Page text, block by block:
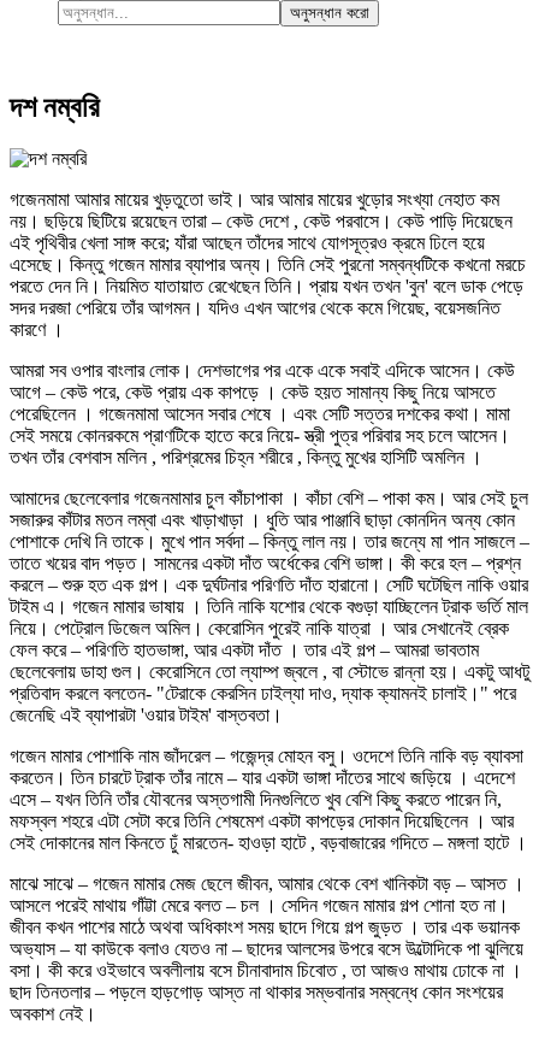
অনুসন্ধান করো
দশ নম্বরি
গজেনমামা আমার মায়ের খুড়তুতো ভাই। আর আমার মায়ের খুড়োর সংখ্যা নেহাত কম
নয়। ছড়িয়ে ছিটিয়ে রয়েছেন তারা – কেউ দেশে , কেউ পরবাসে। কেউ পাড়ি দিয়েছেন
এই পৃথিবীর খেলা সাঙ্গ করে; যাঁরা আছেন তাঁদের সাথে যোগসূত্রও ক্রমে ঢিলে হয়ে
এসেছে। কিন্তু গজেন মামার ব্যাপার অন্য। তিনি সেই পুরনো সম্বন্ধটিকে কখনো মরচে
পরতে দেন নি। নিয়মিত যাতায়াত রেখেছেন তিনি। প্রায় যখন তখন 'বুন' বলে ডাক পেড়ে
সদর দরজা পেরিয়ে তাঁর আগমন। যদিও এখন আগের থেকে কমে গিয়েছ, বয়েসজনিত
কারণে ।
আমরা সব ওপার বাংলার লোক। দেশভাগের পর একে একে সবাই এদিকে আসেন। কেউ
আগে – কেউ পরে, কেউ প্রায় এক কাপড়ে । কেউ হয়ত সামান্য কিছু নিয়ে আসতে
পেরেছিলেন । গজেনমামা আসেন সবার শেষে । এবং সেটি সত্তর দশকের কথা। মামা
সেই সময়ে কোনরকমে প্রাণটিকে হাতে করে নিয়ে- স্ত্রী পুত্র পরিবার সহ চলে আসেন।
তখন তাঁর বেশবাস মলিন , পরিশ্রমের চিহ্ন শরীরে , কিন্তু মুখের হাসিটি অমলিন ।
আমাদের ছেলেবেলার গজেনমামার চুল কাঁচাপাকা । কাঁচা বেশি – পাকা কম। আর সেই চুল
সজারুর কাঁটার মতন লম্বা এবং খাড়াখাড়া । ধুতি আর পাঞ্জাবি ছাড়া কোনদিন অন্য কোন
পোশাকে দেখি নি তাকে। মুখে পান সর্বদা – কিন্তু লাল নয়। তার জন্যে মা পান সাজলে –
তাতে খয়ের বাদ পড়ত। সামনের একটা দাঁত অর্ধেকের বেশি ভাঙ্গা। কী করে হল – প্রশ্ন
করলে – শুরু হত এক গল্প। এক দুর্ঘটনার পরিণতি দাঁত হারানো। সেটি ঘটেছিল নাকি ওয়ার
টাইম এ। গজেন মামার ভাষায় । তিনি নাকি যশোর থেকে বগুড়া যাচ্ছিলেন ট্রাক ভর্তি মাল
নিয়ে। পেট্রোল ডিজেল অমিল। কেরোসিন পুরেই নাকি যাত্রা । আর সেখানেই ব্রেক
ফেল করে – পরিণতি হাতভাঙ্গা, আর একটা দাঁত । তার এই গল্প – আমরা ভাবতাম
ছেলেবেলায় ডাহা গুল। কেরোসিনে তো ল্যাম্প জ্বলে , বা স্টোভে রান্না হয়। একটু আধটু
প্রতিবাদ করলে বলতেন- "টেরাকে কেরসিন ঢাইল্যা দাও, দ্যাক ক্যামনই চালাই।" পরে
জেনেছি এই ব্যাপারটা 'ওয়ার টাইম' বাস্তবতা।
গজেন মামার পোশাকি নাম জাঁদরেল – গজেন্দ্র মোহন বসু। ওদেশে তিনি নাকি বড় ব্যাবসা
করতেন। তিন চারটে ট্রাক তাঁর নামে – যার একটা ভাঙ্গা দাঁতের সাথে জড়িয়ে । এদেশে
এসে – যখন তিনি তাঁর যৌবনের অস্তগামী দিনগুলিতে খুব বেশি কিছু করতে পারেন নি,
মফস্বল শহরে এটা সেটা করে তিনি শেষমেশ একটা কাপড়ের দোকান দিয়েছিলেন । আর
সেই দোকানের মাল কিনতে ঢুঁ মারতেন- হাওড়া হাটে , বড়বাজারের গদিতে – মঙ্গলা হাটে ।
মাঝে সাঝে – গজেন মামার মেজ ছেলে জীবন, আমার থেকে বেশ খানিকটা বড় – আসত ।
আসলে পরেই মাথায় গাঁট্টা মেরে বলত – চল । সেদিন গজেন মামার গল্প শোনা হত না।
জীবন কখন পাশের মাঠে অথবা অধিকাংশ সময় ছাদে গিয়ে গল্প জুড়ত । তার এক ভয়ানক
অভ্যাস – যা কাউকে বলাও যেতও না – ছাদের আলসের উপরে বসে উল্টোদিকে পা ঝুলিয়ে
বসা। কী করে ওইভাবে অবলীলায় বসে চীনাবাদাম চিবোত , তা আজও মাথায় ঢোকে না ।
ছাদ তিনতলার – পড়লে হাড়গোড় আস্ত না থাকার সম্ভবানার সম্বন্ধে কোন সংশয়ের
অবকাশ নেই।